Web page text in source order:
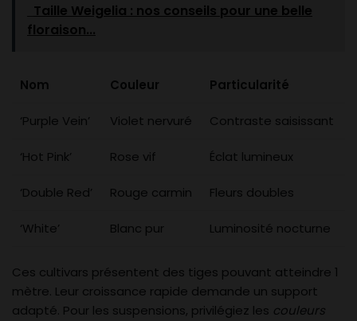
Taille Weigelia : nos conseils pour une belle
floraison...
Nom Couleur Particularité
‘Purple Vein’ Violet nervuré Contraste saisissant
‘Hot Pink’ Rose vif Éclat lumineux
‘Double Red’ Rouge carmin Fleurs doubles
‘White’ Blanc pur Luminosité nocturne
Ces cultivars présentent des tiges pouvant atteindre 1
mètre. Leur croissance rapide demande un support
adapté. Pour les suspensions, privilégiez les couleurs